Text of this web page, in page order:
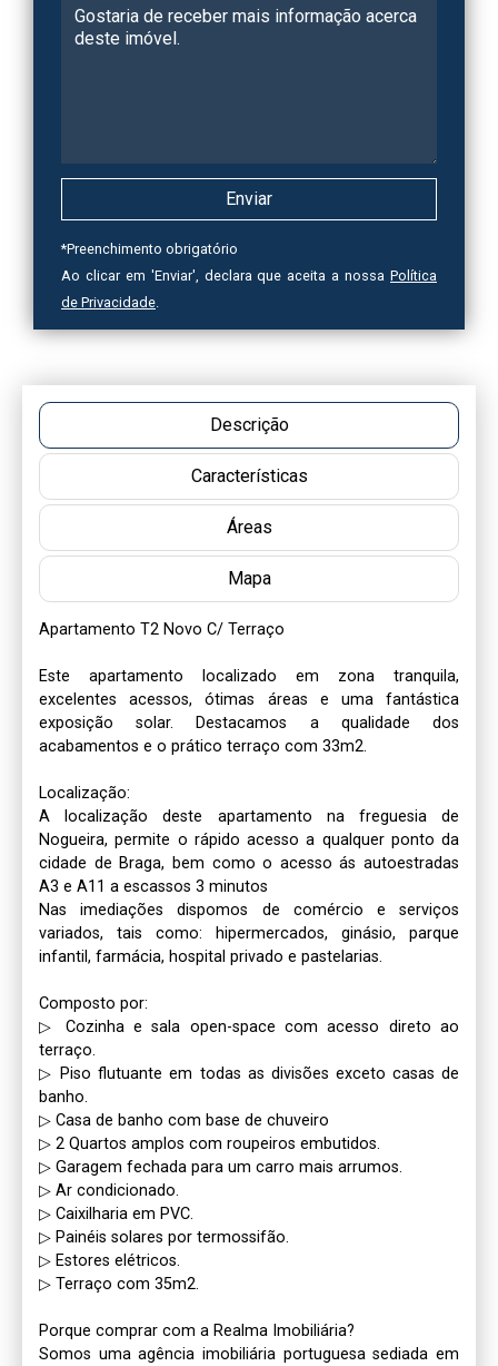
*Preenchimento obrigatório
Ao clicar em 'Enviar', declara que aceita a nossa Política
de Privacidade
Descrição
Características
Áreas
Mapa
Apartamento T2 Novo C/ Terraço
Este apartamento localizado em zona tranquila,
excelentes acessos, ótimas áreas e uma fantástica
exposição solar. Destacamos a qualidade dos
acabamentos e o prático terraço com 33m2.
Localização:
A localização deste apartamento na freguesia de
Nogueira, permite o rápido acesso a qualquer ponto da
cidade de Braga, bem como o acesso ás autoestradas
A3 e A11 a escassos 3 minutos
Nas imediações dispomos de comércio e serviços
variados, tais como: hipermercados, ginásio, parque
infantil, farmácia, hospital privado e pastelarias.
Composto por:
▷ Cozinha e sala open-space com acesso direto ao
terraço.
▷ Piso flutuante em todas as divisões exceto casas de
banho.
▷ Casa de banho com base de chuveiro
▷ 2 Quartos amplos com roupeiros embutidos.
▷ Garagem fechada para um carro mais arrumos.
▷ Ar condicionado.
▷ Caixilharia em PVC.
▷ Painéis solares por termossifão.
▷ Estores elétricos.
▷ Terraço com 35m2.
Porque comprar com a Realma Imobiliária?
Somos uma agência imobiliária portuguesa sediada em